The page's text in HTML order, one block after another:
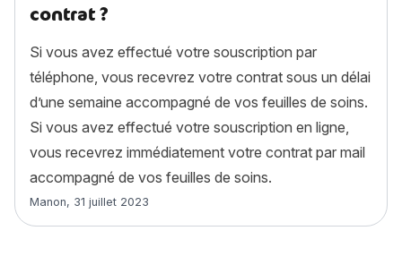
contrat ?
Si vous avez effectué votre souscription par
téléphone, vous recevrez votre contrat sous un délai
d’une semaine accompagné de vos feuilles de soins.
Si vous avez effectué votre souscription en ligne,
vous recevrez immédiatement votre contrat par mail
accompagné de vos feuilles de soins.
Article rédigé par
Manon, 31 juillet 2023